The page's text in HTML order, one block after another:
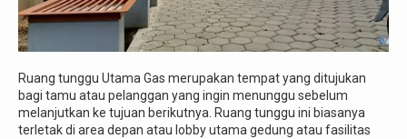
Ruang tunggu Utama Gas merupakan tempat yang ditujukan
bagi tamu atau pelanggan yang ingin menunggu sebelum
melanjutkan ke tujuan berikutnya. Ruang tunggu ini biasanya
terletak di area depan atau lobby utama gedung atau fasilitas